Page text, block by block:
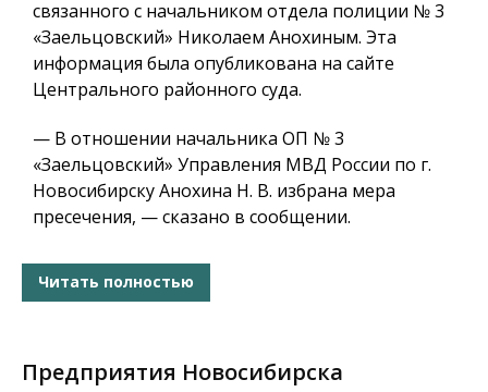
связанного с начальником отдела полиции № 3
«Заельцовский» Николаем Анохиным. Эта
информация была опубликована на сайте
Центрального районного суда.
— В отношении начальника ОП № 3
«Заельцовский» Управления МВД России по г.
Новосибирску Анохина Н. В. избрана мера
пресечения, — сказано в сообщении.
Читать полностью
Предприятия Новосибирска